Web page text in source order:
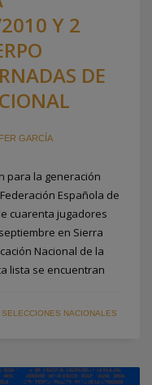
Y 2
DE
GARCÍA
para la generación
Española de
cuarenta jugadores
en Sierra
Nacional de la
lista se encuentran
SELECCIONES NACIONALES